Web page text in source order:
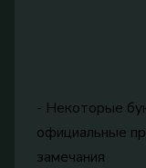
- Некоторые
официальные
замечания